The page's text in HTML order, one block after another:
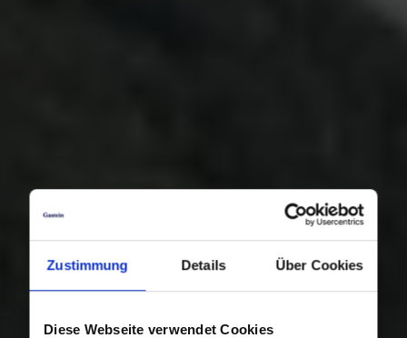
Zustimmung Details Über Cookies
Diese Webseite verwendet Cookies